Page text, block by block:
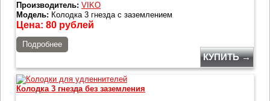
Производитель: VIKO
Модель: Колодка 3 гнезда с заземлением
Цена: 80 рублей
Подробнее
КУПИТЬ →
Колодка 3 гнезда без заземления